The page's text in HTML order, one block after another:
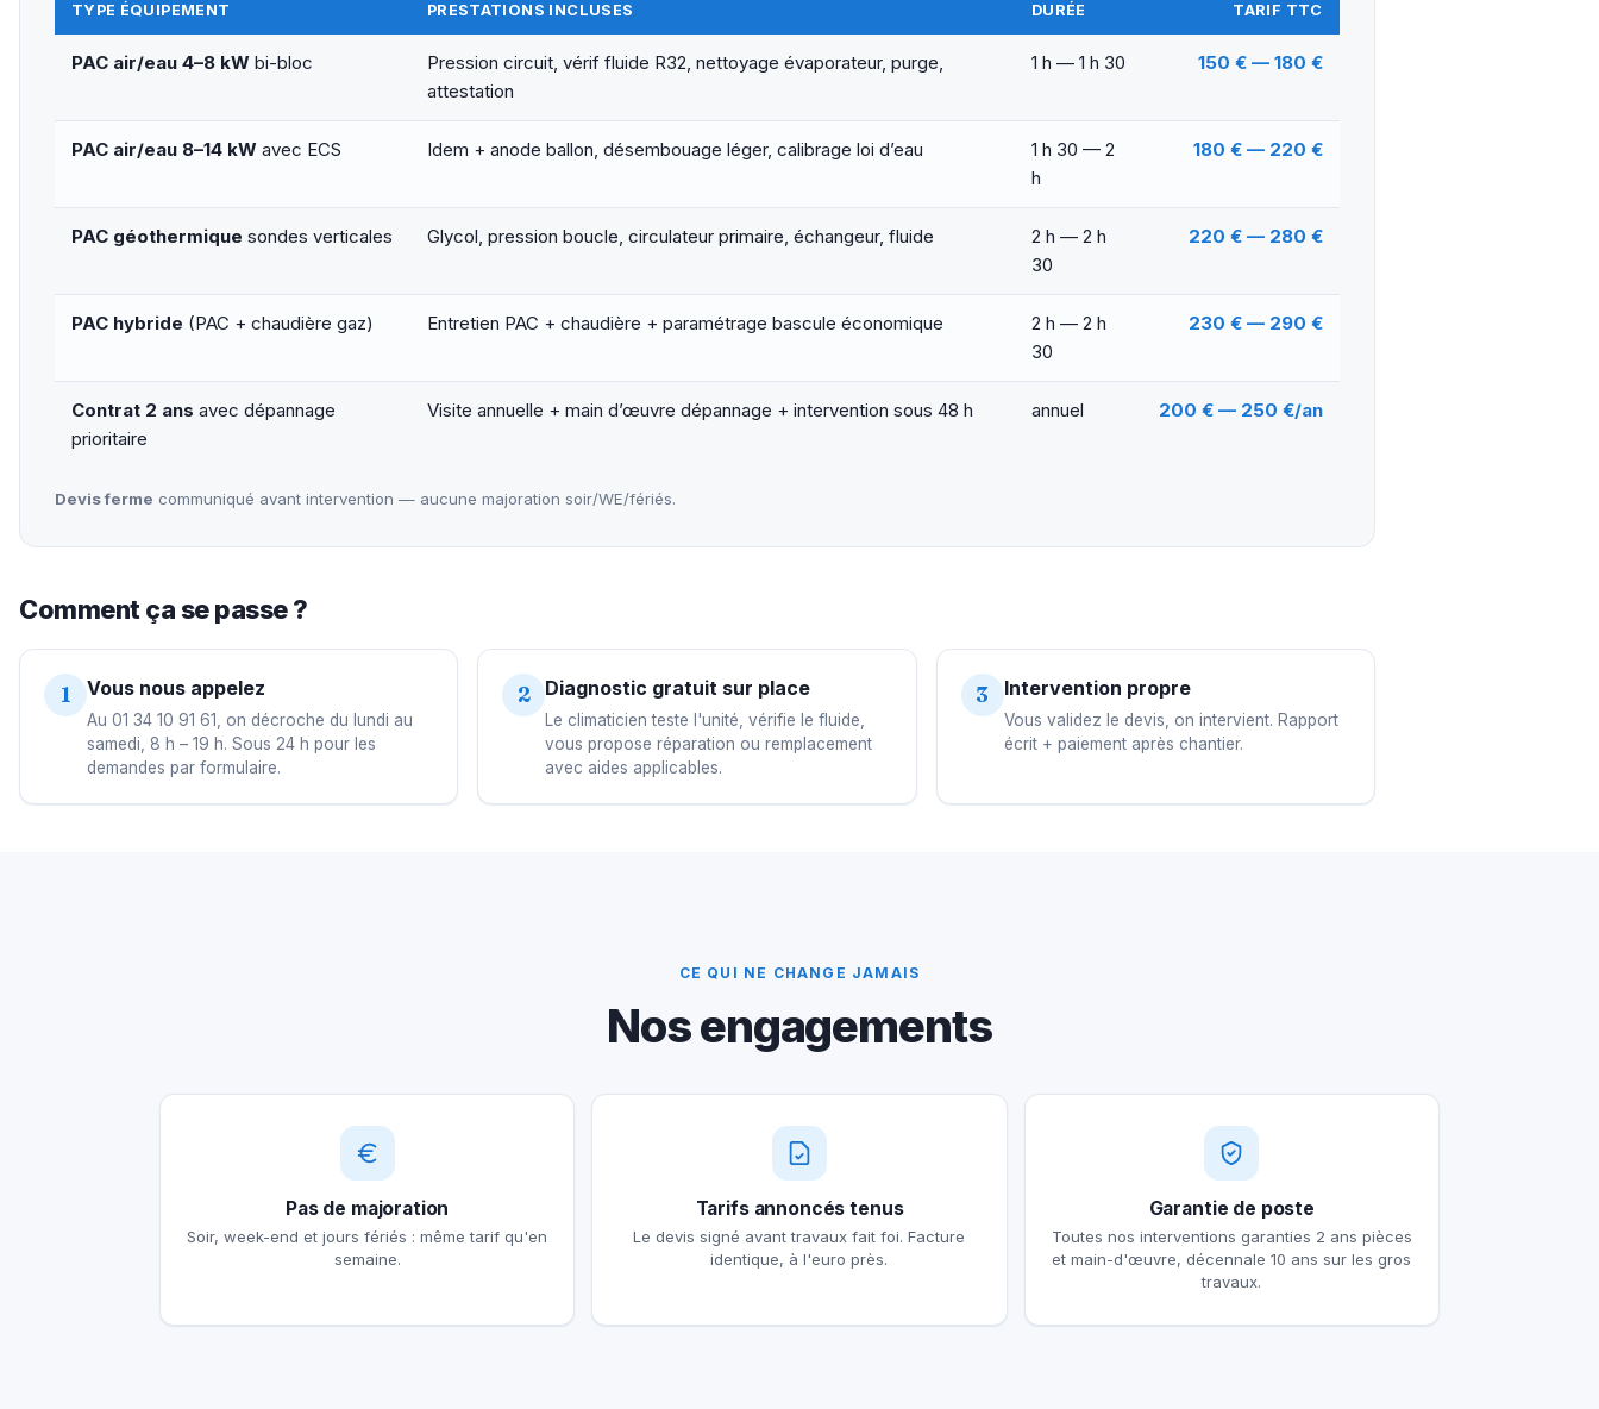
TYPE ÉQUIPEMENT PRESTATIONS INCLUSES DURÉE TARIF TTC
PAC air/eau 4–8 kW bi-bloc
Pression circuit, vérif fluide R32, nettoyage évaporateur, purge,
attestation
1 h — 1 h 30 150 € — 180 €
PAC air/eau 8–14 kW avec ECS Idem + anode ballon, désembouage léger, calibrage loi d’eau
1 h 30 — 2
h
180 € — 220 €
PAC géothermique sondes verticales Glycol, pression boucle, circulateur primaire, échangeur, fluide
2 h — 2 h
30
220 € — 280 €
PAC hybride (PAC + chaudière gaz) Entretien PAC + chaudière + paramétrage bascule économique
2 h — 2 h
30
230 € — 290 €
Contrat 2 ans avec dépannage
prioritaire
Visite annuelle + main d’œuvre dépannage + intervention sous 48 h annuel 200 € — 250 €/an
Devis ferme communiqué avant intervention — aucune majoration soir/WE/fériés.
Comment ça se passe ?
1 Vous nous appelez
Au 01 34 10 91 61, on décroche du lundi au
samedi, 8 h – 19 h. Sous 24 h pour les
demandes par formulaire.
2 Diagnostic gratuit sur place
Le climaticien teste l'unité, vérifie le fluide,
vous propose réparation ou remplacement
avec aides applicables.
3 Intervention propre
Vous validez le devis, on intervient. Rapport
écrit + paiement après chantier.
CE QUI NE CHANGE JAMAIS
Nos engagements
Pas de majoration
Soir, week-end et jours fériés : même tarif qu'en
semaine.
Tarifs annoncés tenus
Le devis signé avant travaux fait foi. Facture
identique, à l'euro près.
Garantie de poste
Toutes nos interventions garanties 2 ans pièces
et main-d'œuvre, décennale 10 ans sur les gros
travaux.